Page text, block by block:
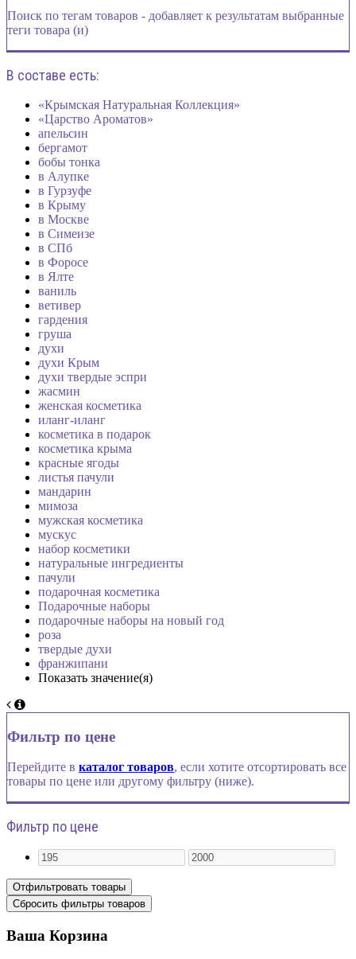
Поиск по тегам товаров - добавляет к результатам выбранные
теги товара (и)
В составе есть:
«Крымская Натуральная Коллекция»
«Царство Ароматов»
апельсин
бергамот
бобы тонка
в Алупке
в Гурзуфе
в Крыму
в Москве
в Симеизе
в СПб
в Форосе
в Ялте
ваниль
ветивер
гардения
груша
духи
духи Крым
духи твердые эспри
жасмин
женская косметика
иланг-иланг
косметика в подарок
косметика крыма
красные ягоды
листья пачули
мандарин
мимоза
мужская косметика
мускус
набор косметики
натуральные ингредиенты
пачули
подарочная косметика
Подарочные наборы
подарочные наборы на новый год
роза
твердые духи
франжипани
Показать значение(я)
Фильтр по цене
Перейдите в каталог товаров, если хотите отсортировать все
товары по цене или другому фильтру (ниже).
Фильтр по цене
Ваша Корзина